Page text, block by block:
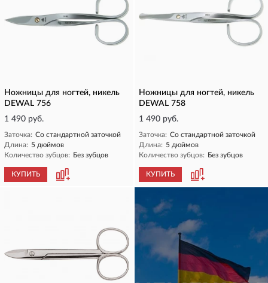
Ножницы для ногтей, никель
DEWAL 756
1 490 руб.
Заточка: Со стандартной заточкой
Длина: 5 дюймов
Количество зубцов: Без зубцов
КУПИТЬ
Ножницы для ногтей, никель
DEWAL 758
1 490 руб.
Заточка: Со стандартной заточкой
Длина: 5 дюймов
Количество зубцов: Без зубцов
КУПИТЬ